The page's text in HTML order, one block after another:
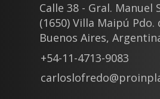
Calle 38 - Gral. Manuel
(1650) Villa Maipú Pdo.
Buenos Aires,
+54-11-4713-9083